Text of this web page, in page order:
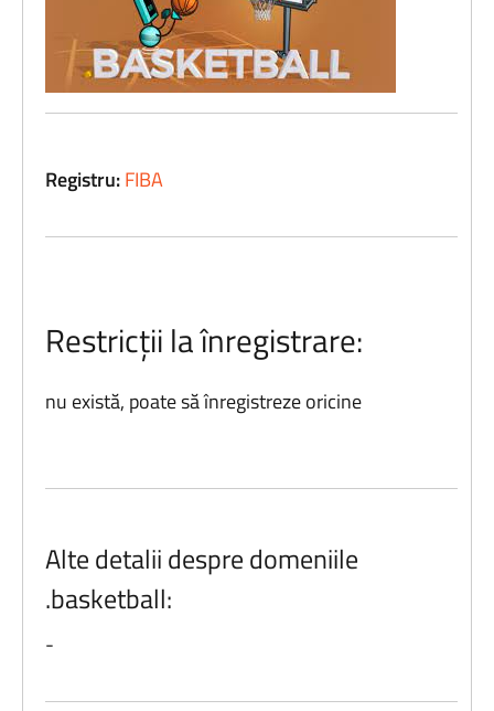
Registru:FIBA
Restricții la înregistrare:
nu există, poate să înregistreze oricine
Alte detalii despre domeniile
.basketball:
-